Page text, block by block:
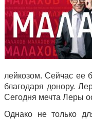
лейкозом. Сейчас ее
благодаря донору.
Сегодня мечта Леры
Однако не только